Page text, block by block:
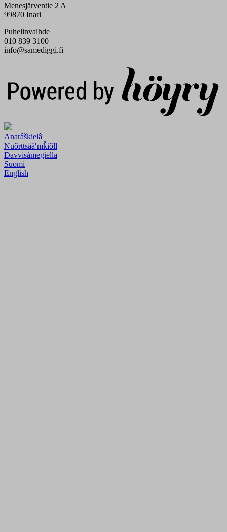
Menesjärventie 2 A
99870 Inari
Puhelinvaihde
010 839 3100
info@samediggi.fi
Anarâškielâ
Nuõrttsääʹmǩiõll
Davvisámegiella
Suomi
English